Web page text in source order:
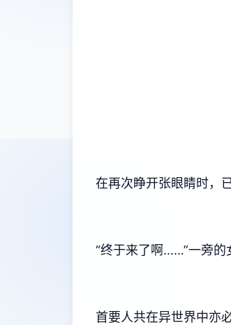
在再次睁开张眼睛时，
“终于来了啊……”一旁的
首要人共在异世界中亦